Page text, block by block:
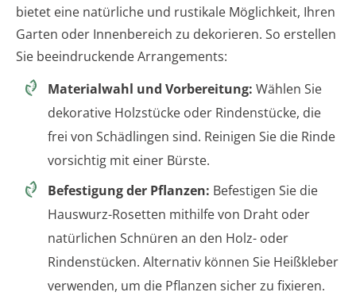
bietet eine natürliche und rustikale Möglichkeit, Ihren
Garten oder Innenbereich zu dekorieren. So erstellen
Sie beeindruckende Arrangements:
Materialwahl und Vorbereitung: Wählen Sie
dekorative Holzstücke oder Rindenstücke, die
frei von Schädlingen sind. Reinigen Sie die Rinde
vorsichtig mit einer Bürste.
Befestigung der Pflanzen: Befestigen Sie die
Hauswurz-Rosetten mithilfe von Draht oder
natürlichen Schnüren an den Holz- oder
Rindenstücken. Alternativ können Sie Heißkleber
verwenden, um die Pflanzen sicher zu fixieren.